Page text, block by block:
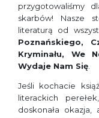
przygotowaliśmy
skarbów! Nasze
literaturą od
Poznańskiego,
Kryminału, We
Wydaje Nam Się.
Jeśli kochacie
literackich
doskonała okazja,